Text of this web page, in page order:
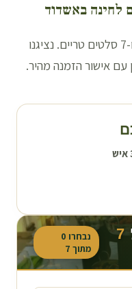
לחינה באשדוד
בחרו 3 מנות עיקריות, 3 תוספות ו-7 סלטים טריים. נציגנו
עם אישור הזמנה מהיר.
איש
7 נבחרו 0
מתוך 7